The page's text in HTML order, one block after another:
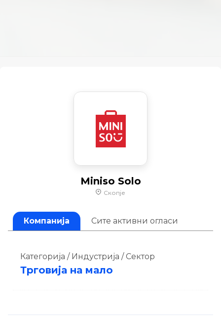
Miniso Solo
Скопје
Компанија Сите активни огласи
Категорија / Индустрија / Сектор
Трговија на мало